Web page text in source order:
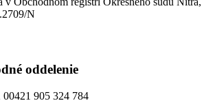
N
oddelenie
905 324 784